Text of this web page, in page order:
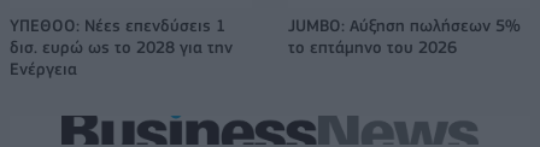
ΥΠΕΘΟΟ: Νέες επενδύσεις 1
δισ. ευρώ ως το 2028 για την
Ενέργεια
JUMBO: Αύξηση πωλήσεων 5%
το επτάμηνο του 2026